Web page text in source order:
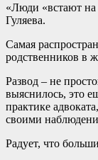
«Люди «встают на
Гуляева.
Самая
родственников в
Развод – не
выяснилось, это
практике
своими
Радует, что